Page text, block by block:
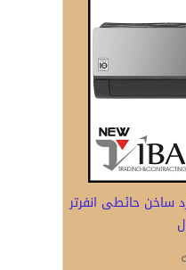
حصان بارد ساخن حائطى انفرتر